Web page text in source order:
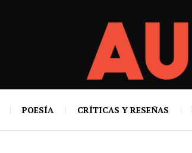
POESÍA CRÍTICAS Y RESEÑAS